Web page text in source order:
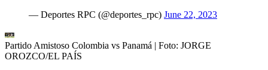
— Deportes RPC (@deportes_rpc) June 22, 2023
Partido Amistoso Colombia vs Panamá | Foto: JORGE
OROZCO/EL PAÍS